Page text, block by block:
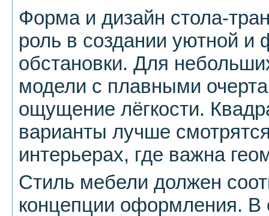
Форма и дизайн стола-
роль в создании уютной и
обстановки. Для
модели с плавными
ощущение лёгкости.
варианты лучше
интерьерах, где важна
Стиль мебели должен
концепции оформления. В